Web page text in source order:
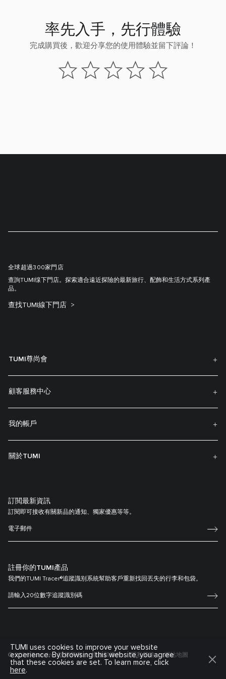
率先入手，先行體驗
完成購買後，歡迎分享您的使用體驗並留下評論！
全球超過300家門店
查詢TUMI缐下門店。探索適合遠近探險的最新旅行、配飾和生活方式系列產
品。
查找TUMI線下門店
TUMI尊尚會
顧客服務中心
我的帳戶
關於TUMI
訂閲最新資訊
訂閱即可接收有關新品的通知、獨家優惠等等。
註冊你的TUMI產品
我們的TUMI Tracer®追蹤識别系統幫助客戶重新找回丟失的行李和包袋。
© 2026 Tumi, Inc. 版權所有 條款和條件 隱私策略 網站地圖
TUMI uses cookies to improve your website
experience. By browsing this website, you agree
that these cookies are set. To learn more, click
here.